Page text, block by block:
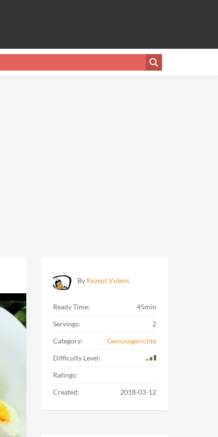
By Rezept Videos
Ready Time: 45min
Servings: 2
Category: Gemüsegerichte
Difficulty Level:
Ratings:
Created: 2018-03-12